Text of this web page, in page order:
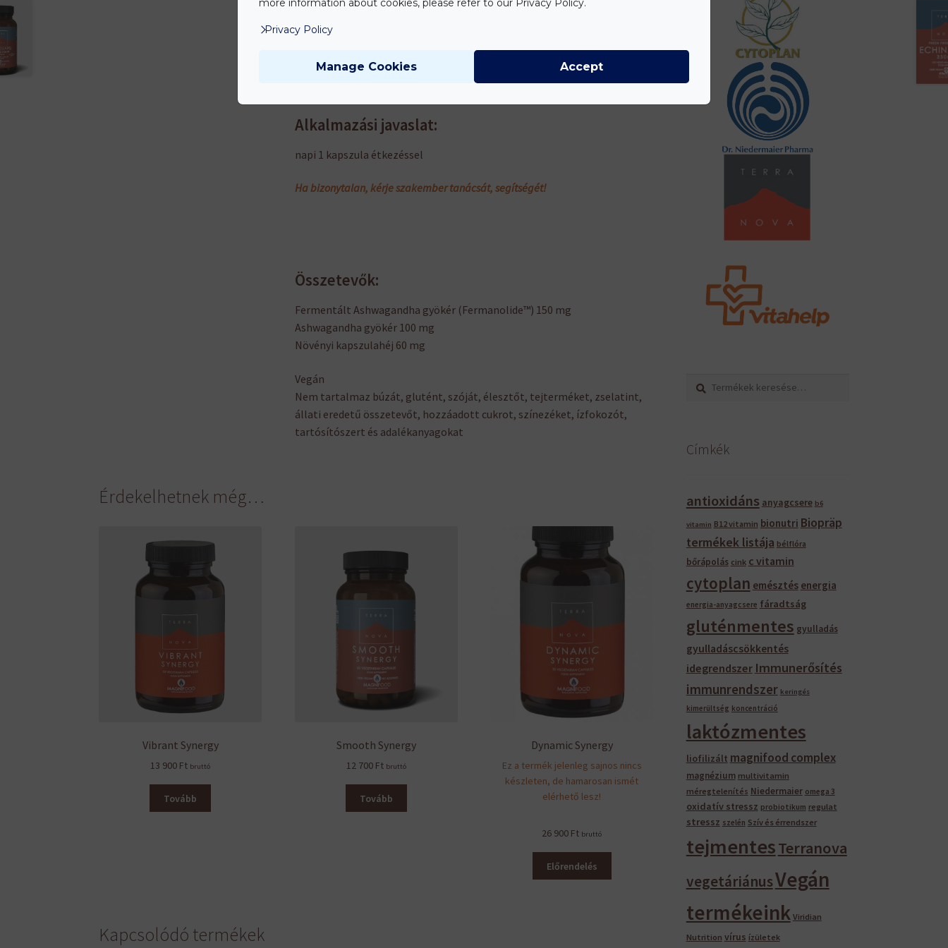
aktivitást.
Alkalmazási javaslat:
napi 1 kapszula étkezéssel
Ha bizonytalan, kérje szakember tanácsát, segítségét!
Összetevők:
Fermentált Ashwagandha gyökér (Fermanolide™) 150 mg
Ashwagandha gyökér 100 mg
Növényi kapszulahéj 60 mg
Vegán
Nem tartalmaz búzát, glutént, szóját, élesztőt, tejterméket, zselatint,
állati eredetű összetevőt, hozzáadott cukrot, színezéket, ízfokozót,
tartósítószert és adalékanyagokat
Érdekelhetnek még…
Vibrant Synergy
13 900 Ft bruttó
Tovább
Smooth Synergy
12 700 Ft bruttó
Tovább
Dynamic Synergy
Ez a termék jelenleg sajnos nincs
készleten, de hamarosan ismét
elérhető lesz!
26 900 Ft bruttó
Előrendelés
Kapcsolódó termékek
Keresés
Keresés
Címkék
antioxidáns anyagcsere b6
vitamin B12 vitamin bionutri Biopräp
termékek listája bélflóra
bőrápolás cink c vitamin
cytoplan emésztés energia
energia-anyagcsere fáradtság
gluténmentes gyulladás
gyulladáscsökkentés
idegrendszer Immunerősítés
immunrendszer keringés
kimerültség koncentráció
laktózmentes
liofilizált magnifood complex
magnézium multivitamin
méregtelenítés Niedermaier omega 3
oxidatív stressz probiotikum regulat
stressz szelén Szív és érrendszer
tejmentesTerranova
vegetáriánusVegán
termékeink Viridian
Nutrition vírus ízületek
more information about cookies, please refer to our Privacy Policy.
Privacy Policy
Manage Cookies Accept